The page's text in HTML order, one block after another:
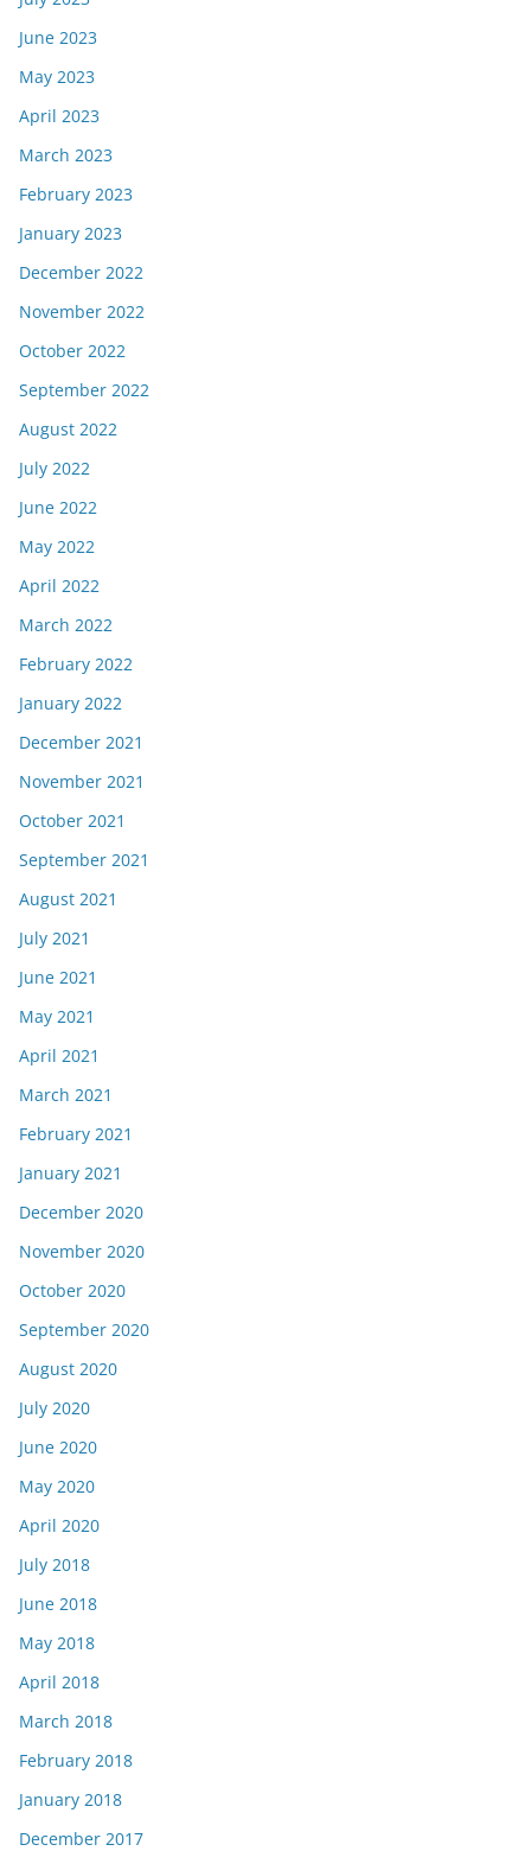
June 2023
May 2023
April 2023
March 2023
February 2023
January 2023
December 2022
November 2022
October 2022
September 2022
August 2022
July 2022
June 2022
May 2022
April 2022
March 2022
February 2022
January 2022
December 2021
November 2021
October 2021
September 2021
August 2021
July 2021
June 2021
May 2021
April 2021
March 2021
February 2021
January 2021
December 2020
November 2020
October 2020
September 2020
August 2020
July 2020
June 2020
May 2020
April 2020
July 2018
June 2018
May 2018
April 2018
March 2018
February 2018
January 2018
December 2017